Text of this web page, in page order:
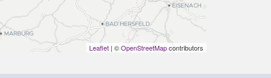
Leaflet| ©OpenStreetMapcontributors